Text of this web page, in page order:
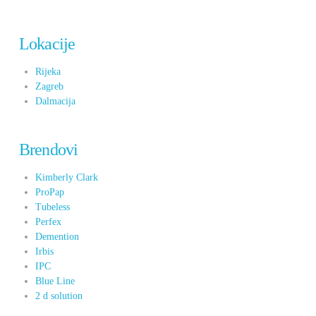
Lokacije
Rijeka
Zagreb
Dalmacija
Brendovi
Kimberly Clark
ProPap
Tubeless
Perfex
Demention
Irbis
IPC
Blue Line
2 d solution